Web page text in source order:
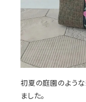
初夏の庭園のよう
ました。